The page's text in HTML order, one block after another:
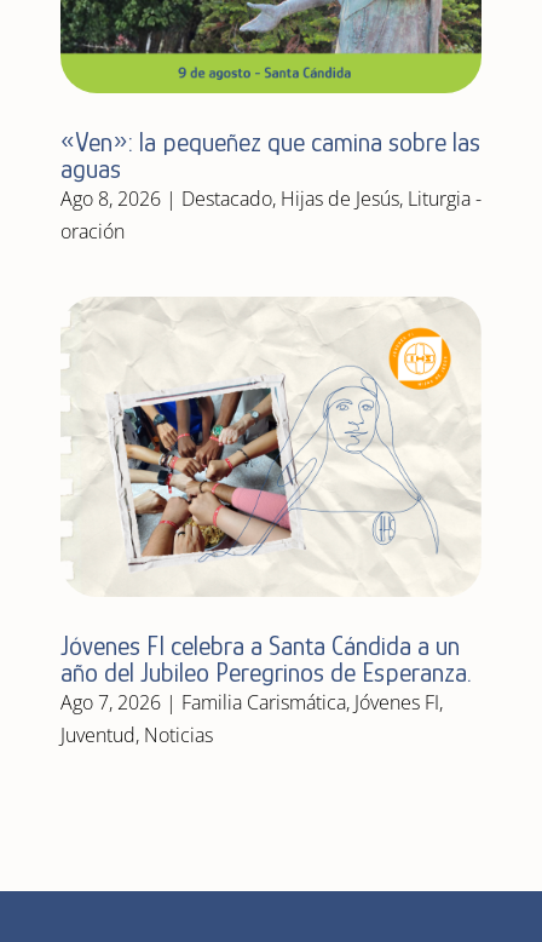
«Ven»: la pequeñez que camina sobre las
aguas
Ago 8, 2026| Destacado, Hijas de Jesús, Liturgia -
oración
Jóvenes FI celebra a Santa Cándida a un
año del Jubileo Peregrinos de Esperanza.
Ago 7, 2026| Familia Carismática, Jóvenes FI,
Juventud, Noticias